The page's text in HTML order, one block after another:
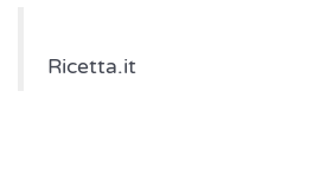
Ricetta.it